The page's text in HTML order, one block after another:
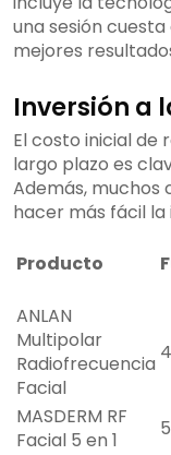
una sesión
mejores
Inversión a
El costo inicial de
largo plazo es
Además, muchos
hacer más fácil la
Producto
ANLAN
Multipolar
Radiofrecuencia
Facial
4
MASDERM RF
Facial 5 en 1
5